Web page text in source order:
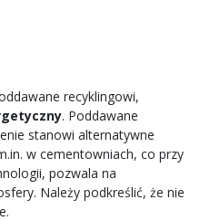
recyklingowi,
. Poddawane
stanowi alternatywne
w cementowniach, co przy
pozwala na
Należy podkreślić, że nie